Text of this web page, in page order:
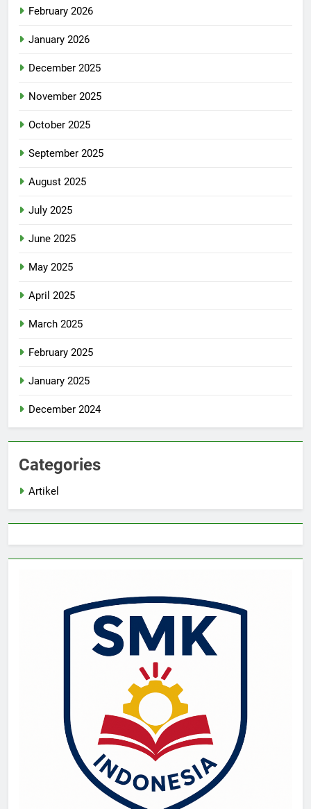
February 2026
January 2026
December 2025
November 2025
October 2025
September 2025
August 2025
July 2025
June 2025
May 2025
April 2025
March 2025
February 2025
January 2025
December 2024
Categories
Artikel